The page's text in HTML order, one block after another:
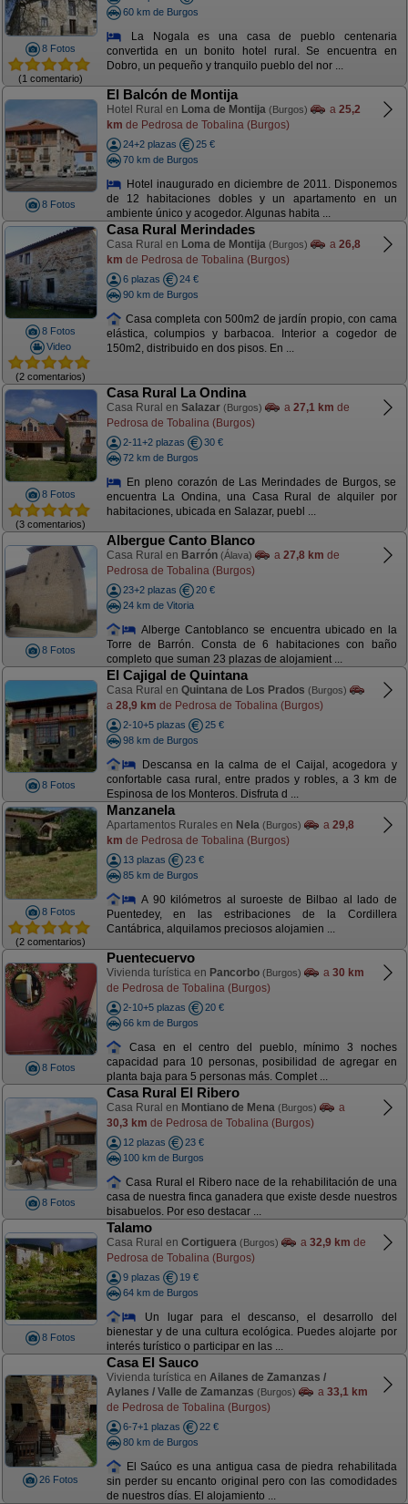
8 Fotos
(1 comentario)
60 km de Burgos
La Nogala es una casa de pueblo centenaria
convertida en un bonito hotel rural. Se encuentra en
Dobro, un pequeño y tranquilo pueblo del nor ...
8 Fotos
El Balcón de Montija
Hotel Rural en Loma de Montija (Burgos) a 25,2
km de Pedrosa de Tobalina (Burgos)
24+2 plazas
25 €
70 km de Burgos
Hotel inaugurado en diciembre de 2011. Disponemos
de 12 habitaciones dobles y un apartamento en un
ambiente único y acogedor. Algunas habita ...
8 Fotos
Video
(2 comentarios)
Casa Rural Merindades
Casa Rural en Loma de Montija (Burgos) a 26,8
km de Pedrosa de Tobalina (Burgos)
6 plazas
24 €
90 km de Burgos
Casa completa con 500m2 de jardín propio, con cama
elástica, columpios y barbacoa. Interior a cogedor de
150m2, distribuido en dos pisos. En ...
8 Fotos
(3 comentarios)
Casa Rural La Ondina
Casa Rural en Salazar (Burgos) a 27,1 km de
Pedrosa de Tobalina (Burgos)
2-11+2 plazas
30 €
72 km de Burgos
En pleno corazón de Las Merindades de Burgos, se
encuentra La Ondina, una Casa Rural de alquiler por
habitaciones, ubicada en Salazar, puebl ...
8 Fotos
Albergue Canto Blanco
Casa Rural en Barrón (Álava) a 27,8 km de
Pedrosa de Tobalina (Burgos)
23+2 plazas
20 €
24 km de Vitoria
Alberge Cantoblanco se encuentra ubicado en la
Torre de Barrón. Consta de 6 habitaciones con baño
completo que suman 23 plazas de alojamient ...
8 Fotos
El Cajigal de Quintana
Casa Rural en Quintana de Los Prados (Burgos)
a 28,9 km de Pedrosa de Tobalina (Burgos)
2-10+5 plazas
25 €
98 km de Burgos
Descansa en la calma de el Caijal, acogedora y
confortable casa rural, entre prados y robles, a 3 km de
Espinosa de los Monteros. Disfruta d ...
8 Fotos
(2 comentarios)
Manzanela
Apartamentos Rurales en Nela (Burgos) a 29,8
km de Pedrosa de Tobalina (Burgos)
13 plazas
23 €
85 km de Burgos
A 90 kilómetros al suroeste de Bilbao al lado de
Puentedey, en las estribaciones de la Cordillera
Cantábrica, alquilamos preciosos alojamien ...
8 Fotos
Puentecuervo
Vivienda turística en Pancorbo (Burgos) a 30 km
de Pedrosa de Tobalina (Burgos)
2-10+5 plazas
20 €
66 km de Burgos
Casa en el centro del pueblo, mínimo 3 noches
capacidad para 10 personas, posibilidad de agregar en
planta baja para 5 personas más. Complet ...
8 Fotos
Casa Rural El Ribero
Casa Rural en Montiano de Mena (Burgos)
a
30,3 km de Pedrosa de Tobalina (Burgos)
12 plazas
23 €
100 km de Burgos
Casa Rural el Ribero nace de la rehabilitación de una
casa de nuestra finca ganadera que existe desde nuestros
bisabuelos. Por eso destacar ...
8 Fotos
Talamo
Casa Rural en Cortiguera (Burgos) a 32,9 km de
Pedrosa de Tobalina (Burgos)
9 plazas
19 €
64 km de Burgos
Un lugar para el descanso, el desarrollo del
bienestar y de una cultura ecológica. Puedes alojarte por
interés turístico o participar en las ...
26 Fotos
Casa El Sauco
Vivienda turística en Ailanes de Zamanzas /
Aylanes / Valle de Zamanzas (Burgos) a 33,1 km
de Pedrosa de Tobalina (Burgos)
6-7+1 plazas
22 €
80 km de Burgos
El Saúco es una antigua casa de piedra rehabilitada
sin perder su encanto original pero con las comodidades
de nuestros días. El alojamiento ...